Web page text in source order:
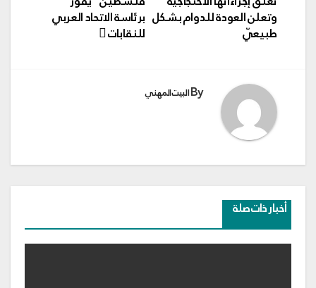
برئاسة الاتحاد العربي
للنقابات
وتعلن العودة للدوام بشكل
طبيعيّ
Byالبيت المهني
أخبار ذات صلة